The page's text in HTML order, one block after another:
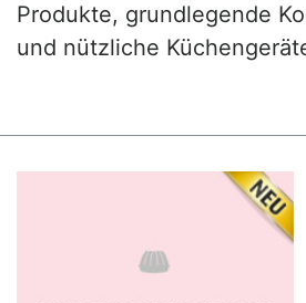
Produkte, grundlegende
und nützliche